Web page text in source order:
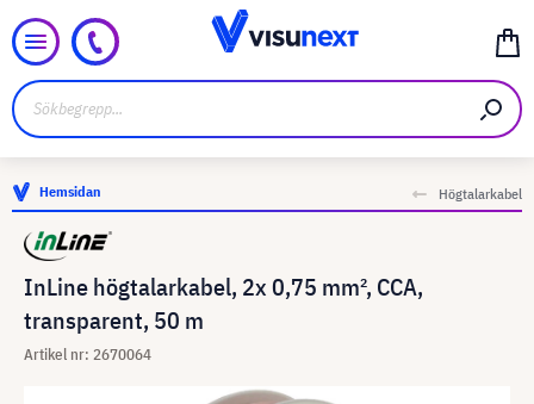
Hemsidan Högtalarkabel
InLine högtalarkabel, 2x 0,75 mm², CCA,
transparent, 50 m
Artikel nr: 2670064